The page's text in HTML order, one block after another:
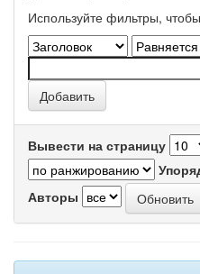
Используйте фильтры,
Вывести на страницу
Авторы